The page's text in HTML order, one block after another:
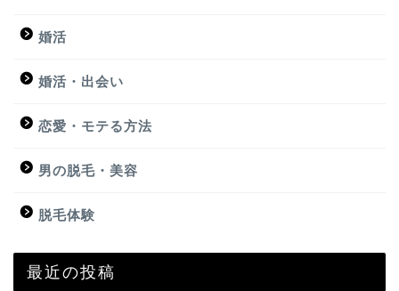
婚活
婚活・出会い
恋愛・モテる方法
男の脱毛・美容
脱毛体験
最近の投稿